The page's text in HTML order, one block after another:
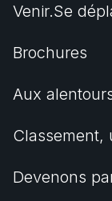
Venir.Se
Brochures
Aux
Classement,
Devenons